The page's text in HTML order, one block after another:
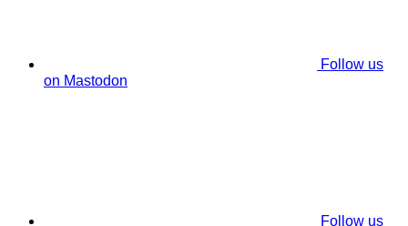
Follow us
on Mastodon
Follow us